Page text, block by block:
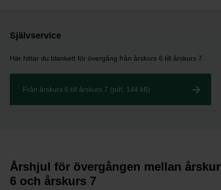
Självservice
Här hittar du blankett för övergång från årskurs 6 till årskurs 7.
Från årskurs 6 till årskurs 7 (pdf, 144 kB)
Årshjul för övergången mellan
6 och årskurs 7